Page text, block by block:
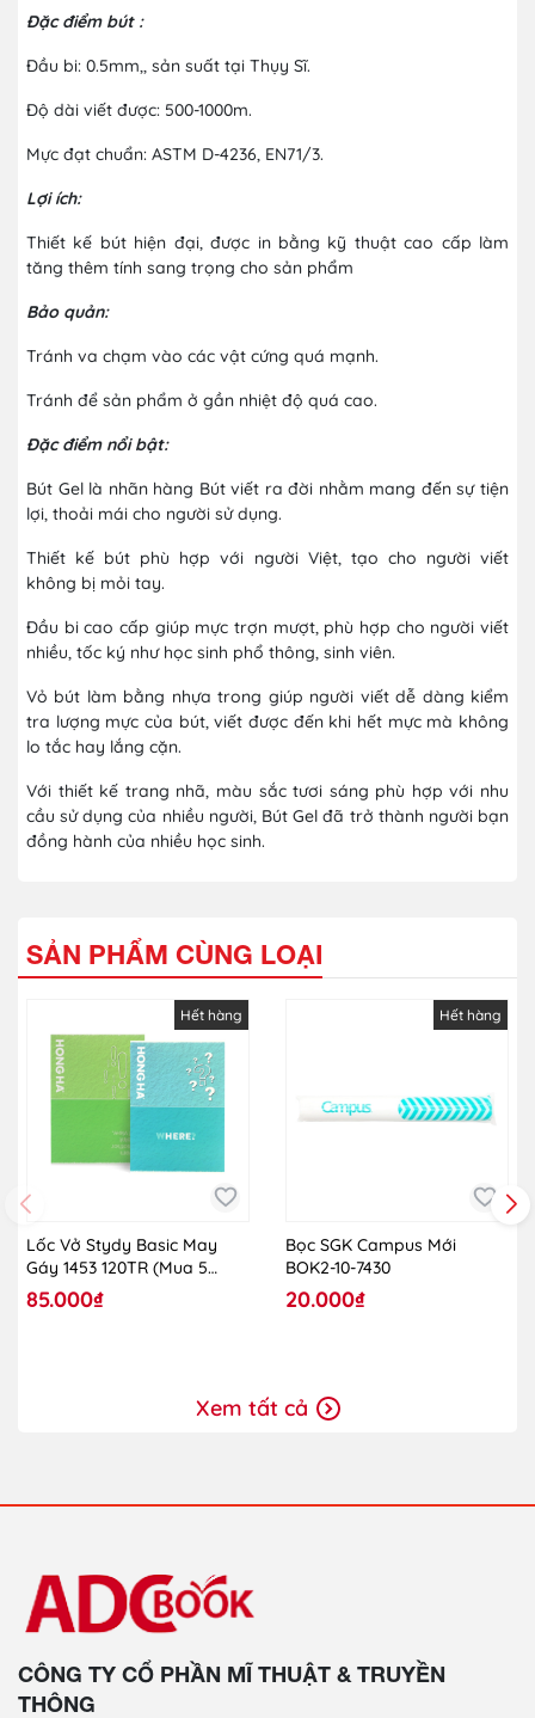
Đặc điểm bút :
Đầu bi: 0.5mm,, sản suất tại Thụy Sĩ.
Độ dài viết được: 500-1000m.
Mực đạt chuẩn: ASTM D-4236, EN71/3.
Lợi ích:
Thiết kế bút hiện đại, được in bằng kỹ thuật cao cấp làm
tăng thêm tính sang trọng cho sản phẩm
Bảo quản:
Tránh va chạm vào các vật cứng quá mạnh.
Tránh để sản phẩm ở gần nhiệt độ quá cao.
Đặc điểm nổi bật:
Bút Gel là nhãn hàng Bút viết ra đời nhằm mang đến sự tiện
lợi, thoải mái cho người sử dụng.
Thiết kế bút phù hợp với người Việt, tạo cho người viết
không bị mỏi tay.
Đầu bi cao cấp giúp mực trợn mượt, phù hợp cho người viết
nhiều, tốc ký như học sinh phổ thông, sinh viên.
Vỏ bút làm bằng nhựa trong giúp người viết dễ dàng kiểm
tra lượng mực của bút, viết được đến khi hết mực mà không
lo tắc hay lắng cặn.
Với thiết kế trang nhã, màu sắc tươi sáng phù hợp với nhu
cầu sử dụng của nhiều người, Bút Gel đã trở thành người bạn
đồng hành của nhiều học sinh.
SẢN PHẨM CÙNG LOẠI
Hết hàng
Lốc Vở Stydy Basic May
Gáy 1453 120TR (Mua 5
Tặng 1)
85.000₫
Hết hàng
Bọc SGK Campus Mới
BOK2-10-7430
20.000₫
Xem tất cả
CÔNG TY CỔ PHẦN MĨ THUẬT & TRUYỀN
THÔNG